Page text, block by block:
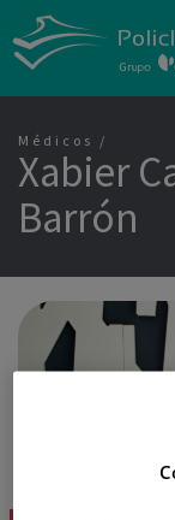
Médicos
Xabier
Barrón